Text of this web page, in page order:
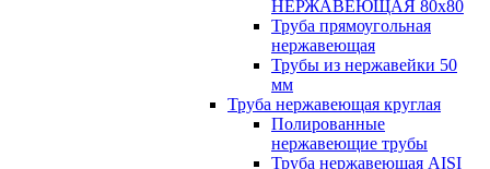
НЕРЖАВЕЮЩАЯ 80х80
Труба прямоугольная
нержавеющая
Трубы из нержавейки 50
мм
Труба нержавеющая круглая
Полированные
нержавеющие трубы
Труба нержавеющая AISI